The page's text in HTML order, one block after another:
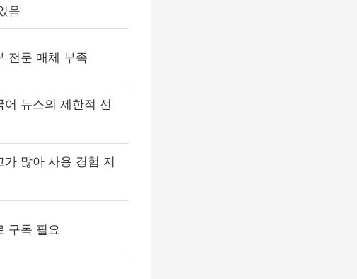
음
전문 매체 부족
어 뉴스의 제한적 선
가 많아 사용 경험 저
구독 필요